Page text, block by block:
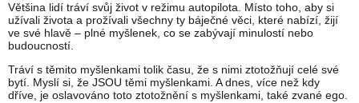
Většina lidí tráví svůj život v režimu autopilota. Místo toho, aby si
užívali života a prožívali všechny ty báječné věci, které nabízí, žijí
ve své hlavě – plné myšlenek, co se zabývají minulostí nebo
budoucností.
Tráví s těmito myšlenkami tolik času, že s nimi ztotožňují celé své
bytí. Myslí si, že JSOU těmi myšlenkami. A dnes, více než kdy
dříve, je oslavováno toto ztotožnění s myšlenkami, také zvané ego.